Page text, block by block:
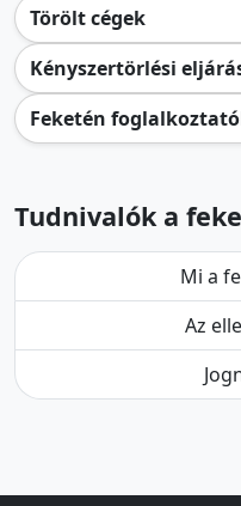
Törölt cégek
Kényszertörlési
Feketén
Tudnivalók a
Mi a
Az